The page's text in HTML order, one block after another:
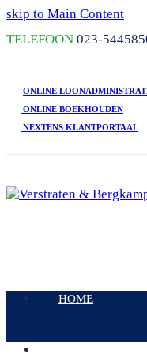
skip to Main Content
TELEFOON 023-
ONLINE
ONLINE BOEKHOUDEN
NEXTENS KLANTPORTAAL
Mobile
HOME